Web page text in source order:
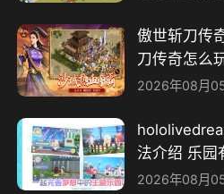
傲世斩刀传
刀传奇怎么
2026年08月
法介绍 乐园
2026年08月